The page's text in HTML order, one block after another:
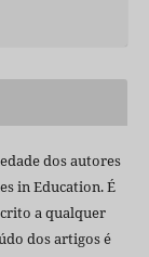
dos autores
in Education. É
a qualquer
dos artigos é